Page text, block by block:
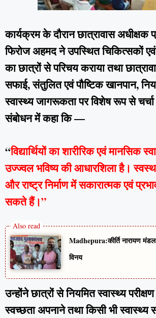
कार्यक्रम के दौरान छात्रावास अधीक्षक
फिरोज अहमद ने उपस्थित चिकित्सकों एवं
का छात्रों से परिचय कराया तथा
सफाई, संतुलित एवं पौष्टिक खानपान,
स्वास्थ्य जागरूकता पर विशेष रूप से
संबोधन में कहा कि —
“विद्यार्थियों का शारीरिक एवं मानसिक
उज्ज्वल भविष्य की आधारशिला है।
और राष्ट्र निर्माण में सकारात्मक एवं
सकते हैं।”
Madhepura:कीर्ति नारायण
विनय
उन्होंने छात्रों से नियमित स्वास्थ्य
स्वच्छता अपनाने तथा किसी भी स्वास्थ्य